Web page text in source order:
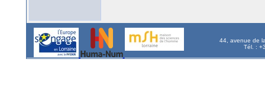
44, avenue de
Tél. :